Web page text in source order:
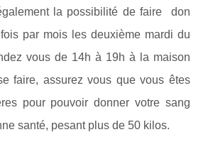
la possibilité de faire don
par mois les deuxième mardi du
vous de 14h à 19h à la maison
faire, assurez vous que vous êtes
pour pouvoir donner votre sang
santé, pesant plus de 50 kilos.